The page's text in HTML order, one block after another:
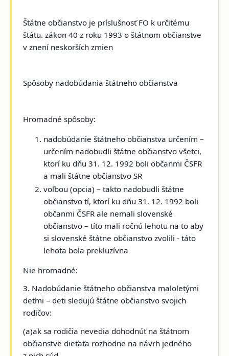
Štátne občianstvo je príslušnosť FO k určitému
štátu. zákon 40 z roku 1993 o štátnom občianstve
v znení neskorších zmien
Spôsoby nadobúdania štátneho občianstva
Hromadné spôsoby:
nadobúdanie štátneho občianstva určením –
určením nadobudli štátne občianstvo všetci,
ktorí ku dňu 31. 12. 1992 boli občanmi ČSFR
a mali štátne občianstvo SR
voľbou (opcia) – takto nadobudli štátne
občianstvo tí, ktorí ku dňu 31. 12. 1992 boli
občanmi ČSFR ale nemali slovenské
občianstvo – títo mali ročnú lehotu na to aby
si slovenské štátne občianstvo zvolili - táto
lehota bola prekluzívna
Nie hromadné:
3. Nadobúdanie štátneho občianstva maloletými
deťmi – deti sledujú štátne občianstvo svojich
rodičov:
(a)ak sa rodičia nevedia dohodnúť na štátnom
občianstve dieťaťa rozhodne na návrh jedného